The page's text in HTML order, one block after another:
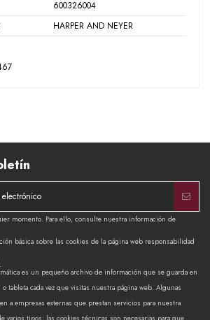
600326004
HARPER AND NEYER
momento. Para ello, consulte nuestra información de
básica sobre las cookies de la página web responsabilidad
es un pequeño archivo de información que se guarda en
tableta cada vez que visitas nuestra página web. Algunas
a empresas externas que prestan servicios para nuestra